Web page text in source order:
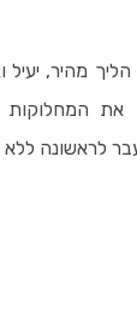
את
לראשונה ללא